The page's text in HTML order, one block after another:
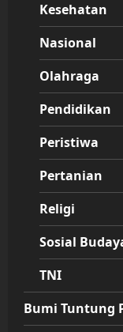
Kesehatan
Nasional
Olahraga
Pendidikan
Peristiwa
Pertanian
Religi
Sosial
TNI
Bumi Tuntung